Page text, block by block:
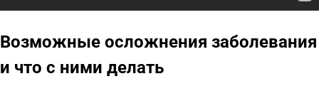
Возможные осложнения заболевания
и что с ними делать